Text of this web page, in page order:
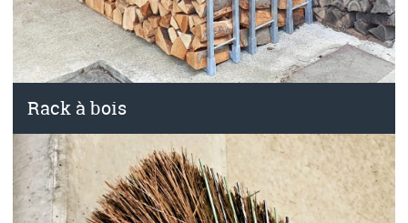
Rack à bois